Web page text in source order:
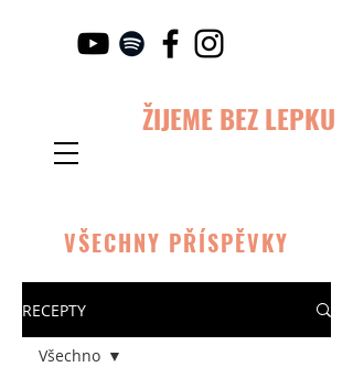
ŽIJEME BEZ LEPKU
VŠECHNY PŘÍSPĚVKY
RECEPTY
Všechno